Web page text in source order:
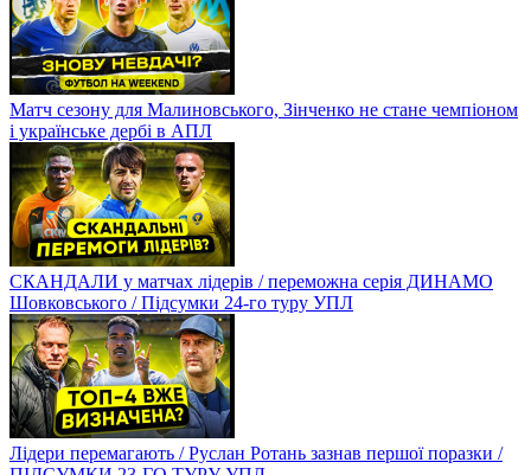
Матч сезону для Малиновського, Зінченко не стане чемпіоном
і українське дербі в АПЛ
СКАНДАЛИ у матчах лідерів / переможна серія ДИНАМО
Шовковського / Підсумки 24-го туру УПЛ
Лідери перемагають / Руслан Ротань зазнав першої поразки /